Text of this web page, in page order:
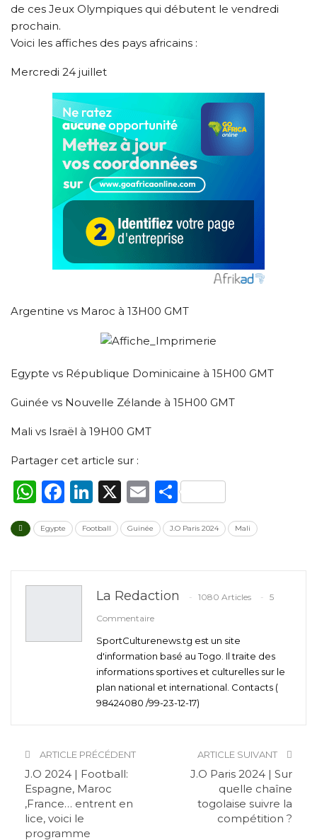
de ces Jeux Olympiques qui débutent le vendredi
prochain.
Voici les affiches des pays africains :
Mercredi 24 juillet
Argentine vs Maroc à 13H00 GMT
Egypte vs République Dominicaine à 15H00 GMT
Guinée vs Nouvelle Zélande à 15H00 GMT
Mali vs Israël à 19H00 GMT
Partager cet article sur :
WhatsApp
Facebook
LinkedIn
X EmailPartager
Egypte Football Guinée J.O Paris 2024 Mali
La Redaction 1080 Articles
5
Commentaire
SportCulturenews.tg est un site
d'information basé au Togo. Il traite des
informations sportives et culturelles sur le
plan national et international. Contacts (
98424080 /99-23-12-17)
ARTICLE PRÉCÉDENT
J.O 2024 | Football:
Espagne, Maroc
,France… entrent en
lice, voici le
programme
ARTICLE SUIVANT
J.O Paris 2024 | Sur
quelle chaîne
togolaise suivre la
compétition ?